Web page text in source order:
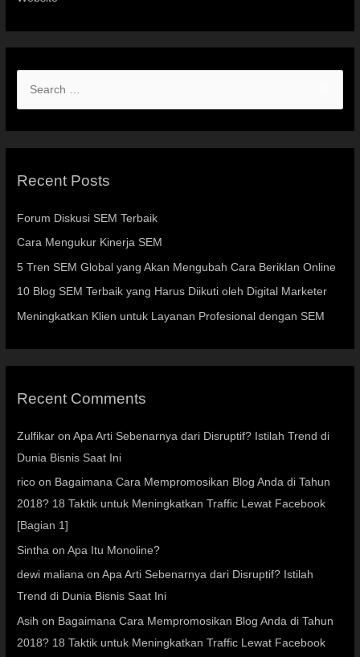
Recent Posts
Forum Diskusi SEM Terbaik
Cara Mengukur Kinerja SEM
5 Tren SEM Global yang Akan Mengubah Cara Beriklan Online
10 Blog SEM Terbaik yang Harus Diikuti oleh Digital Marketer
Meningkatkan Klien untuk Layanan Profesional dengan SEM
Recent Comments
Zulfikar onApa Arti Sebenarnya dari Disruptif? Istilah Trend di
Dunia Bisnis Saat Ini
rico on Bagaimana Cara Mempromosikan Blog Anda di Tahun
2018? 18 Taktik untuk Meningkatkan Traffic Lewat Facebook
[Bagian 1]
Sintha onApa Itu Monoline?
dewi maliana onApa Arti Sebenarnya dari Disruptif? Istilah
Trend di Dunia Bisnis Saat Ini
Asih on Bagaimana Cara Mempromosikan Blog Anda di Tahun
2018? 18 Taktik untuk Meningkatkan Traffic Lewat Facebook